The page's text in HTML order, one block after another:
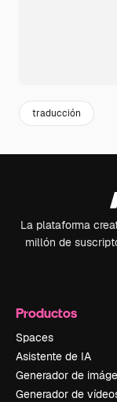
traducción
La plataforma
millón de
Productos
Spaces
Asistente de IA
Generador de
Generador de